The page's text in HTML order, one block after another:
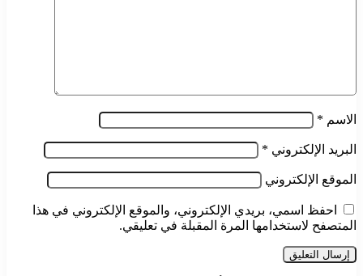
الاسم *
البريد الإلكتروني *
الموقع الإلكتروني
احفظ اسمي، بريدي الإلكتروني، والموقع الإلكتروني في هذا
المتصفح لاستخدامها المرة المقبلة في تعليقي.